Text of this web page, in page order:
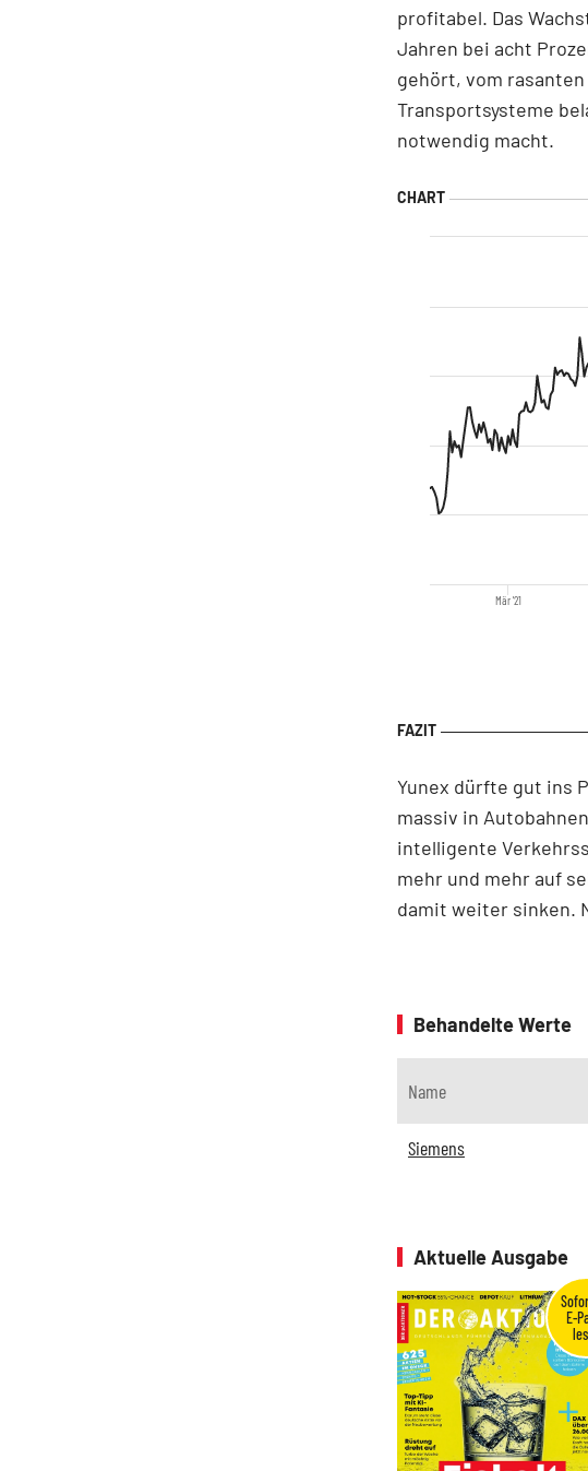
profitabel. Das
Jahren bei acht
gehört, vom
Transportsysteme
notwendig macht.
Mär '21
Yunex dürfte gut ins
massiv in
intelligente
mehr und mehr auf
damit weiter sinken.
Behandelte Werte
Name
Siemens
Aktuelle Ausgabe